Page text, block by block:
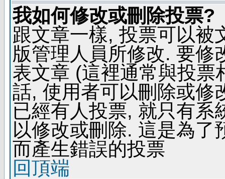
我如何修改或刪除投票?
跟文章一樣, 投票可以被
版管理人員所修改. 要修
表文章 (這裡通常與投票
話, 使用者可以刪除或修
已經有人投票, 就只有系
以修改或刪除. 這是為了
而產生錯誤的投票
回頂端